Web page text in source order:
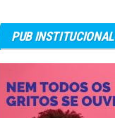
PUB INSTITUCIONAL